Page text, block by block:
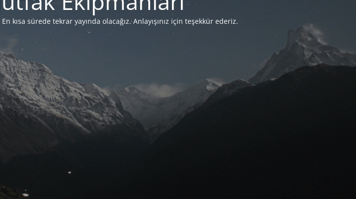
sürede tekrar yayında olacağız. Anlayışınız için teşekkür ederiz.